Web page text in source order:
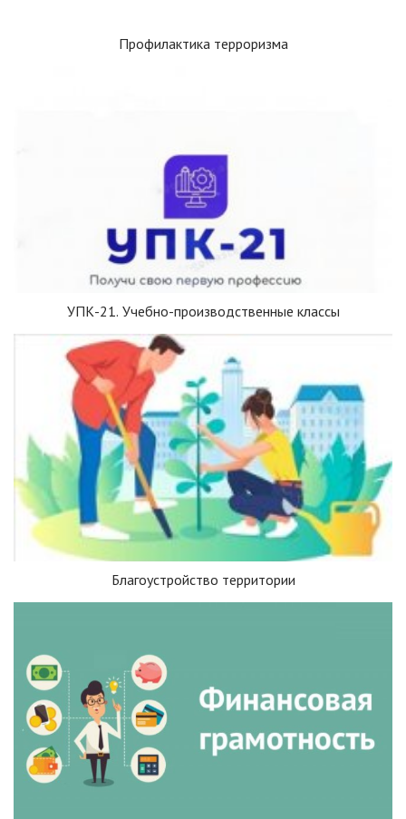
Профилактика терроризма
УПК-21. Учебно-производственные классы
Благоустройство территории